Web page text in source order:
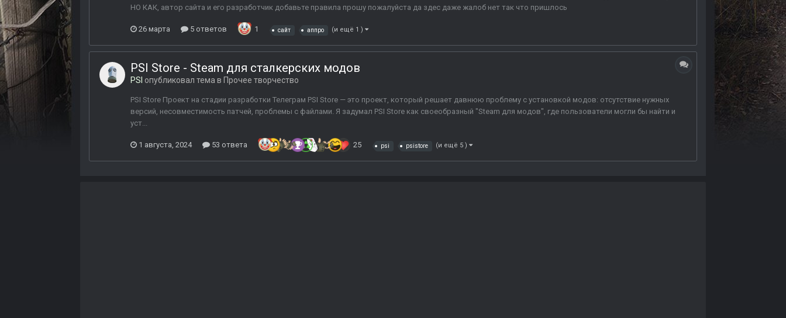
НО КАК, автор сайта и его разработчик добавьте правила прошу пожалуйста да здес даже жалоб нет так что пришлось
26 марта 5 ответов 1 сайт аппро (и ещё 1 )
PSI Store - Steam для сталкерских модов
PSI опубликовал тема в Прочее творчество
PSI Store Проект на стадии разработки Телеграм PSI Store — это проект, который решает давнюю проблему с установкой модов: отсутствие нужных
версий, несовместимость патчей, проблемы с файлами. Я задумал PSI Store как своеобразный "Steam для модов", где пользователи могли бы найти и
уст...
1 августа, 2024 53 ответа 25 psi psistore (и ещё 5 )